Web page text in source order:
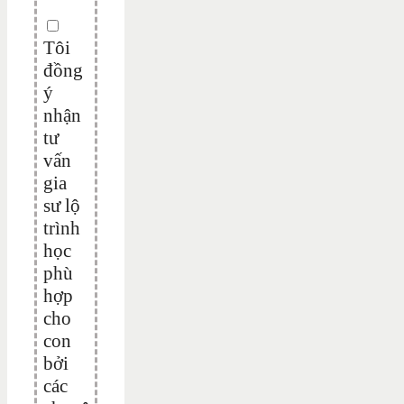
Tôi
đồng
ý
nhận
tư
vấn
gia
sư lộ
trình
học
phù
hợp
cho
con
bởi
các